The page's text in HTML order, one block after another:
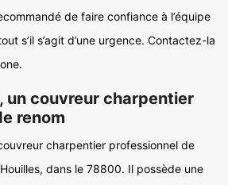
de faire confiance à l’équipe
s’il s’agit d’une urgence. Contactez-la
un couvreur charpentier
renom
charpentier professionnel de
dans le 78800. Il possède une